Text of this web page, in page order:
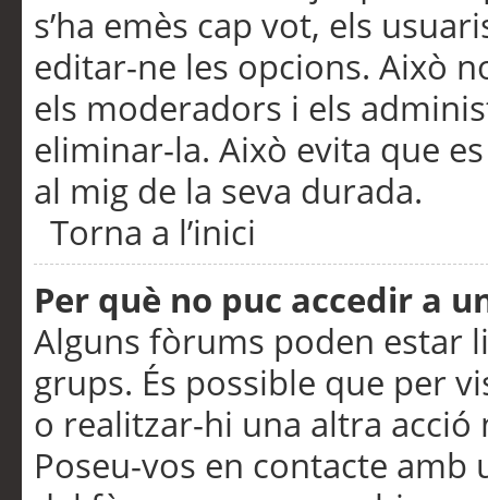
s’ha emès cap vot, els
editar-ne les opcions. Això
els moderadors i els
eliminar-la. Això evita que
al mig de la seva durada.
Torna a l’inici
Per què no puc accedir a
Alguns fòrums poden estar
grups. És possible que per
o realitzar-hi una altra acció
Poseu-vos en contacte